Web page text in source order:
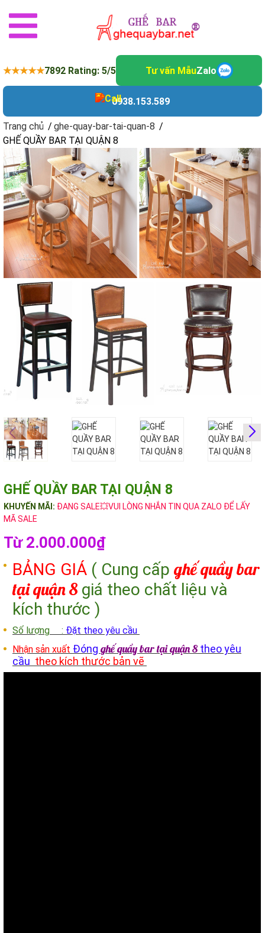
★★★★★7892 Rating: 5/5 Tư vấn MẫuZalo
0938.153.589
Trang chủ / ghe-quay-bar-tai-quan-8 /
GHẾ QUẦY BAR TẠI QUẬN 8
GHẾ QUẦY BAR TẠI QUẬN 8
KHUYẾN MÃI: ĐANG SALE💥VUI LÒNG NHẮN TIN QUA ZALO ĐỂ LẤY
MÃ SALE
Từ 2.000.000₫
BẢNG GIÁ ( Cung cấp ghế quầy bar
tại quận 8 giá theo chất liệu và
kích thước )
Số lượng : Đặt theo yêu cầu
Nhận sản xuất Đóng ghế quầy bar tạiquận 8 theo yêu
cầu theo kích thước bản vẽ